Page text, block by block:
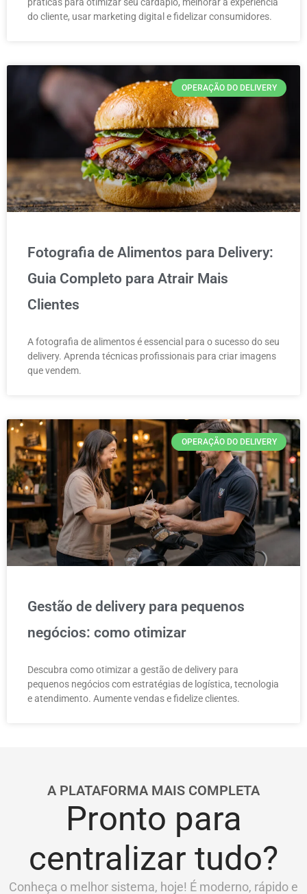
do cliente, usar marketing digital e fidelizar consumidores.
OPERAÇÃO DO DELIVERY
Fotografia de Alimentos para Delivery:
Guia Completo para Atrair Mais
Clientes
A fotografia de alimentos é essencial para o sucesso do seu
delivery. Aprenda técnicas profissionais para criar imagens
que vendem.
OPERAÇÃO DO DELIVERY
Gestão de delivery para pequenos
negócios: como otimizar
Descubra como otimizar a gestão de delivery para
pequenos negócios com estratégias de logística, tecnologia
e atendimento. Aumente vendas e fidelize clientes.
A PLATAFORMA MAIS COMPLETA
Pronto para
centralizar tudo?
Conheça o melhor sistema, hoje! É moderno, rápido e